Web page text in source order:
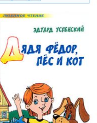
04:27
05:34
03:23
06:14